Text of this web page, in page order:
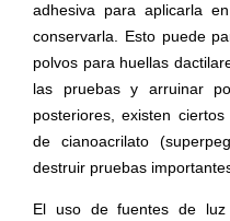
adhesiva para aplicarla
conservarla. Esto puede
polvos para huellas
las pruebas y arruinar
posteriores, existen
de cianoacrilato
destruir pruebas
El uso de fuentes de